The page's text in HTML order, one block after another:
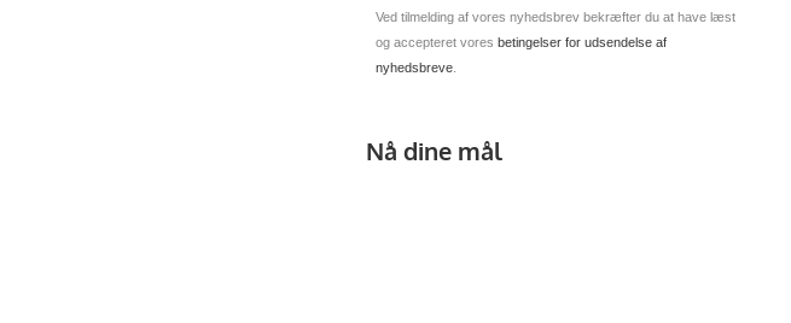
Ved tilmelding af vores nyhedsbrev bekræfter du at have læst
og accepteret vores betingelser for udsendelse af
nyhedsbreve
Nå dine mål